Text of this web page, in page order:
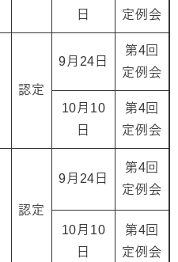
日
定例会
認定
9月24日
第4回
定例会
10月10
日
第4回
定例会
認定
9月24日
第4回
定例会
10月10
日
第4回
定例会